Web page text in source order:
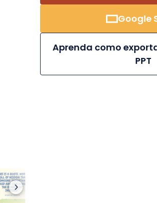
Google
Aprenda como
PPT